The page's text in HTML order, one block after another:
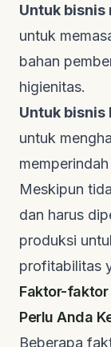
Untuk bisnis
untuk
bahan
higienitas.
Untuk bisnis
untuk
Meskipun
dan harus
produksi
profitabilitas
Faktor-faktor
Perlu Anda
Beberapa